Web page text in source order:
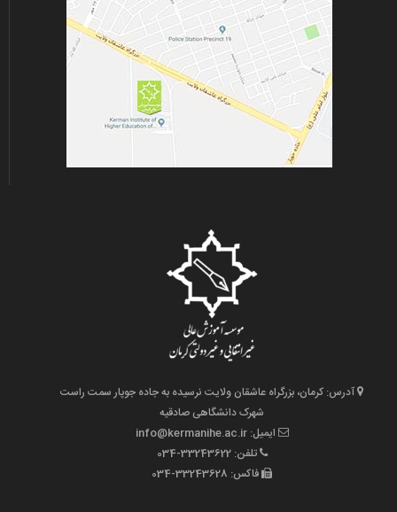
آدرس: کرمان، بزرگراه عاشقان ولایت نرسیده به جاده جوپار سمت راست
شهرک دانشگاهی صادقیه
ایمیل: info@kermanihe.ac.ir
تلفن: 33243622-034
فاکس: 33243628-034